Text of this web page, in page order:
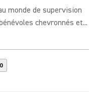
monde de supervision
chevronnés et...